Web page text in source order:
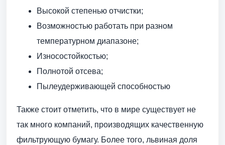
Высокой степенью отчистки;
Возможностью работать при разном
температурном диапазоне;
Износостойкостью;
Полнотой отсева;
Пылеудерживающей способностью
Также стоит отметить, что в мире существует не
так много компаний, производящих качественную
фильтрующую бумагу. Более того, львиная доля